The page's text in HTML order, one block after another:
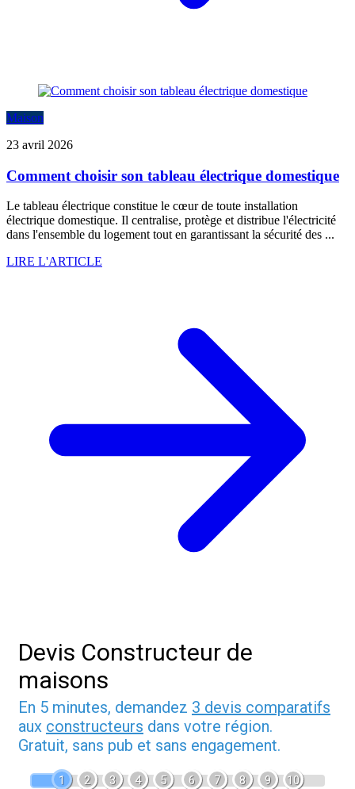
Maison
23 avril 2026
Comment choisir son tableau électrique domestique
Le tableau électrique constitue le cœur de toute installation
électrique domestique. Il centralise, protège et distribue l'électricité
dans l'ensemble du logement tout en garantissant la sécurité des ...
LIRE L'ARTICLE
Devis Constructeur de
maisons
En 5 minutes, demandez 3 devis comparatifs
aux constructeurs dans votre région.
Gratuit, sans pub et sans engagement.
1 2 3 4 5 6 7 8 9 10